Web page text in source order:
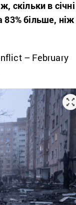
в січні
83% більше, ніж
– February